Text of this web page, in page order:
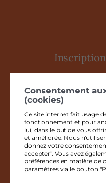
En complétant les champs de ce
transmettre vos informations
dispositions de laLoi
d'utilisation et politique de
JE
Consentement
(cookies)
Ce site internet fait usage
fonctionnement et pour
lui, dans le but de vous
et améliorée. Nous
donnez votre
accepter". Vous avez
préférences en matière de
paramètres via le bouton